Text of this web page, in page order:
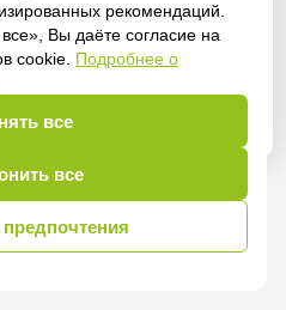
рекомендаций.
Вы даёте согласие на
cookie. Подробнее о
все
все